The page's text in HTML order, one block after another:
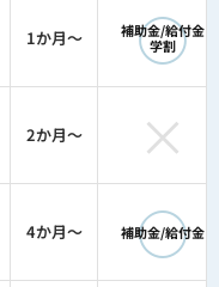
1か月〜 ◯
補助金/給付金
学割
2か月〜 ×
4か月〜 ◯
補助金/給付金